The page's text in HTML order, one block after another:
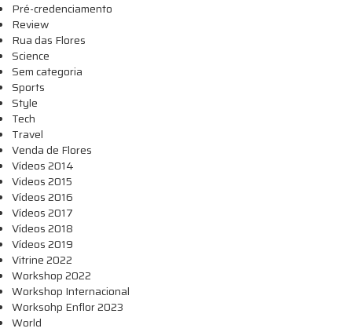
Pré-credenciamento
Review
Rua das Flores
Science
Sem categoria
Sports
Style
Tech
Travel
Venda de Flores
Vídeos 2014
Videos 2015
Vídeos 2016
Vídeos 2017
Vídeos 2018
Vídeos 2019
Vitrine 2022
Workshop 2022
Workshop Internacional
Worksohp Enflor 2023
World